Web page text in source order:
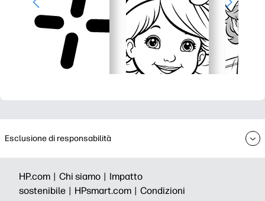
Esclusione di responsabilità
HP.com | Chi siamo | Impatto
sostenibile | HPsmart.com | Condizioni